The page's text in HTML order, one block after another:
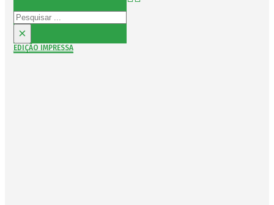
Pesquisar
×
EDIÇÃO IMPRESSA